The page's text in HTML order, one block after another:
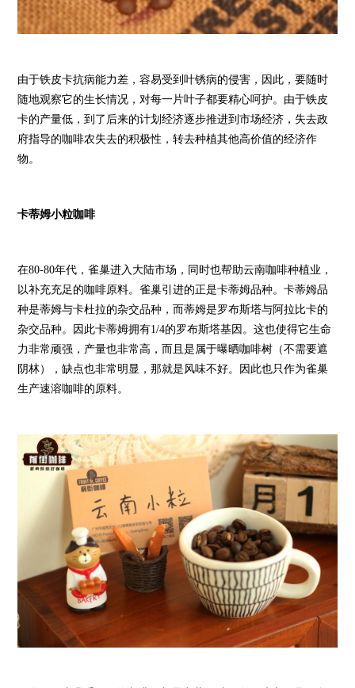
由于铁皮卡抗病能力差，容易受到叶锈病的侵害，因此，要随时
随地观察它的生长情况，对每一片叶子都要精心呵护。由于铁皮
卡的产量低，到了后来的计划经济逐步推进到市场经济，失去政
府指导的咖啡农失去的积极性，转去种植其他高价值的经济作
物。
卡蒂姆小粒咖啡
在80-80年代，雀巢进入大陆市场，同时也帮助云南咖啡种植业，
以补充充足的咖啡原料。雀巢引进的正是卡蒂姆品种。卡蒂姆品
种是蒂姆与卡杜拉的杂交品种，而蒂姆是罗布斯塔与阿拉比卡的
杂交品种。因此卡蒂姆拥有1/4的罗布斯塔基因。这也使得它生命
力非常顽强，产量也非常高，而且是属于曝晒咖啡树（不需要遮
阴林），缺点也非常明显，那就是风味不好。因此也只作为雀巢
生产速溶咖啡的原料。